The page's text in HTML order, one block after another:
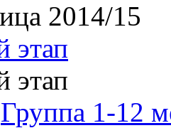
2014/15
этап
этап
Группа 1-12